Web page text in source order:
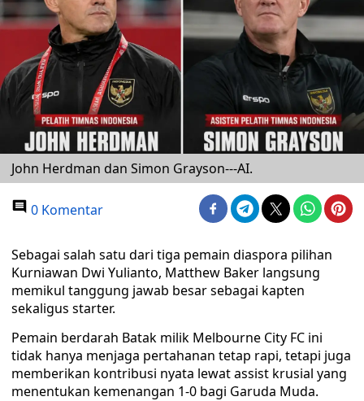
John Herdman dan Simon Grayson---AI.
0 Komentar
Sebagai salah satu dari tiga pemain diaspora pilihan
Kurniawan Dwi Yulianto, Matthew Baker langsung
memikul tanggung jawab besar sebagai kapten
sekaligus starter.
Pemain berdarah Batak milik Melbourne City FC ini
tidak hanya menjaga pertahanan tetap rapi, tetapi juga
memberikan kontribusi nyata lewat assist krusial yang
menentukan kemenangan 1-0 bagi Garuda Muda.